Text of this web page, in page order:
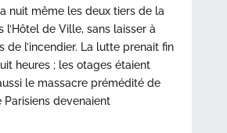
nuit même les deux tiers de la
de Ville, sans laisser à
de l’incendier. La lutte prenait fin
heures ; les otages étaient
le massacre prémédité de
devenaient